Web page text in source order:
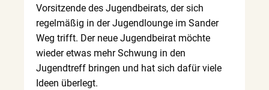
Vorsitzende des Jugendbeirats, der sich
regelmäßig in der Jugendlounge im Sander
Weg trifft. Der neue Jugendbeirat möchte
wieder etwas mehr Schwung in den
Jugendtreff bringen und hat sich dafür viele
Ideen überlegt.